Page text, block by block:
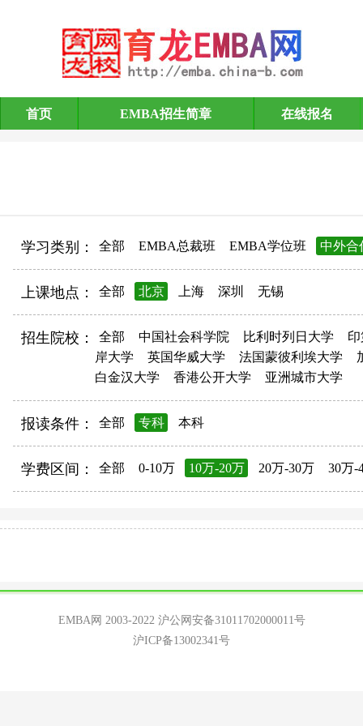
EMBA招生简章
首页 EMBA招生简章 在线报名
学习类别： 全部 EMBA总裁班 EMBA学位班 中外合
上课地点： 全部 北京 上海 深圳 无锡
招生院校： 全部 中国社会科学院 比利时列日大学
岸大学
英国华威大学 法国蒙彼利埃大学
白金汉大学
香港公开大学 亚洲城市大学
报读条件： 全部 专科 本科
学费区间： 全部 0-10万 10万-20万 20万-30万 30万-
EMBA网 2003-2022 沪公网安备31011702000011号
沪ICP备13002341号